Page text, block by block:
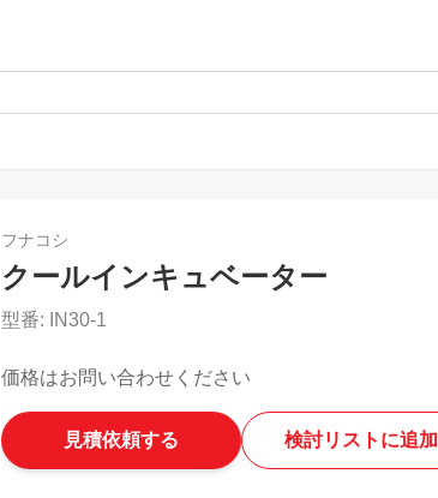
フナコシ
クールインキュベーター
型番: IN30-1
価格はお問い合わせください
見積依頼する 検討リストに追加